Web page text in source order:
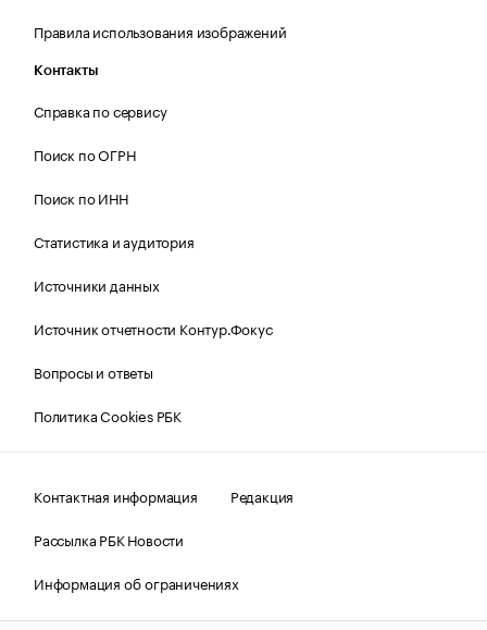
Правила использования изображений
Контакты
Справка по сервису
Поиск по ОГРН
Поиск по ИНН
Статистика и аудитория
Источники данных
Источник отчетности Контур.Фокус
Вопросы и ответы
Политика Cookies РБК
Контактная информация
Редакция
Рассылка РБК Новости
Информация об ограничениях